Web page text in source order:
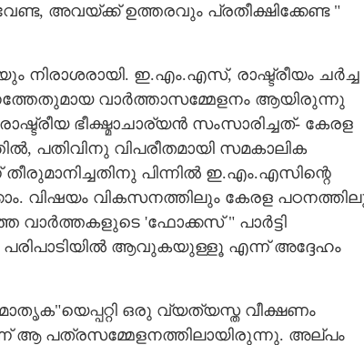
അവയ്ക്ക് ഉത്തരവും പ്രതീക്ഷിക്കേണ്ട "
നിരാശരായി. ഇ.എം.എസ്, രാഷ്ട്രീയം ചർച്ച
വാർത്താസമ്മേളനം ആയിരുന്നു
ഭീക്ഷ്മാചാര്യൻ സംസാരിച്ചത്- കേരള
പതിവിനു വിപരീതമായി സമകാലിക
പിന്നിൽ ഇ.എം.എസിന്റെ
വിഷയം വികസനത്തിലും കേരള
വാർത്തകളുടെ 'ഫോക്കസ് " പാർട്ടി
ആവുകയുള്ളൂ എന്ന് അദ്ദേഹം
മാതൃക"യെപ്പറ്റി ഒരു വ്യത്യസ്ത വീക്ഷണം
ആ പത്രസമ്മേളനത്തിലായിരുന്നു. അല്പം